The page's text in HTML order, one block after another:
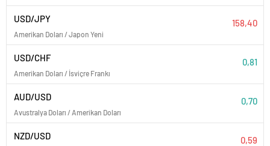
USD/JPY
Amerikan Doları / Japon Yeni
158,40
USD/CHF
Amerikan Doları / İsviçre Frankı
0,81
AUD/USD
Avustralya Doları / Amerikan Doları
0,70
NZD/USD 0,59